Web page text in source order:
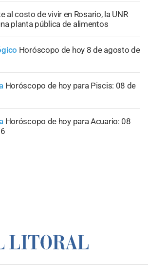
al costo de vivir en Rosario, la UNR
planta pública de alimentos
Horóscopo de hoy 8 de agosto de
Horóscopo de hoy para Piscis: 08 de
Horóscopo de hoy para Acuario: 08